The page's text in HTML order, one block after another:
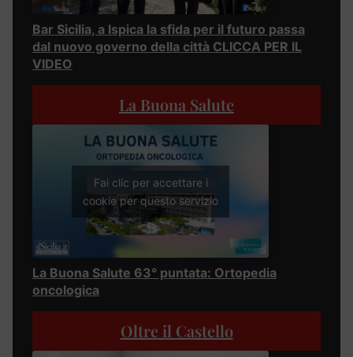
Bar Sicilia, a Ispica la sfida per il futuro passa
dal nuovo governo della città CLICCA PER IL
VIDEO
La Buona Salute
Fai clic per accettare i
cookie per questo servizio
La Buona Salute 63° puntata: Ortopedia
oncologica
Oltre il Castello